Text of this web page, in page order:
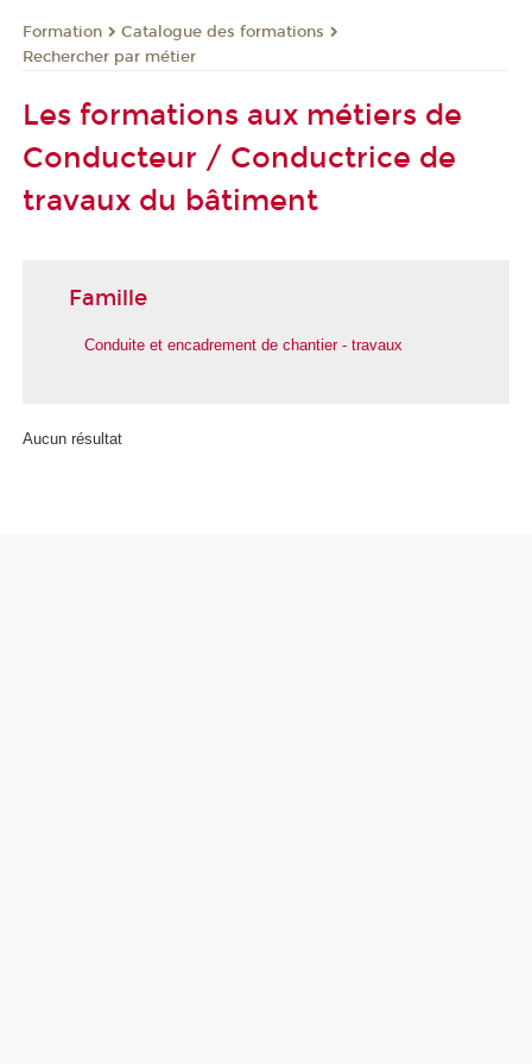
Formation
Catalogue des formations
Rechercher par métier
Les formations aux métiers de
Conducteur / Conductrice de
travaux du bâtiment
Famille
Conduite et encadrement de chantier - travaux
Aucun résultat